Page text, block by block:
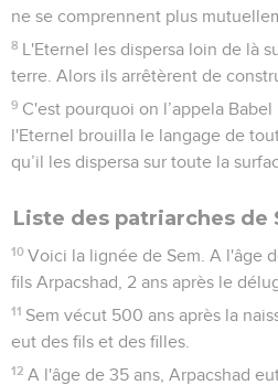
ne se comprennent plus
8 L'Eternel les dispersa loin de là
terre. Alors ils arrêtèrent de
9 C'est pourquoi on l’appela
l'Eternel brouilla le langage de
qu’il les dispersa sur toute la
Liste des patriarches de
10 Voici la lignée de Sem. A l'âge
fils Arpacshad, 2 ans après le
11 Sem vécut 500 ans après la
eut des fils et des filles.
12 A l'âge de 35 ans, Arpacshad